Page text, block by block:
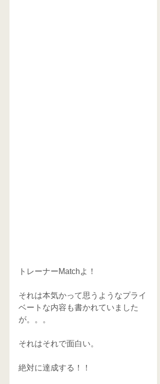
トレーナーMatchよ！
それは本気かって思うようなプライ
ベートな内容も書かれていました
が。。。
それはそれで面白い。
絶対に達成する！！